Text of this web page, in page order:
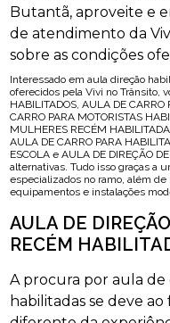
Butantã, aproveite e
de atendimento da
sobre as condições
Interessado em aula direção
oferecidos pela Vivi no Trânsito,
HABILITADOS, AULA DE
CARRO PARA MOTORISTAS
MULHERES RECÉM
AULA DE CARRO PARA
ESCOLA e AULA DE DIREÇÃO
alternativas. Tudo isso graças a
especializados no ramo, além
equipamentos e instalações
AULA DE
RECÉM
A procura por aula
habilitadas se deve